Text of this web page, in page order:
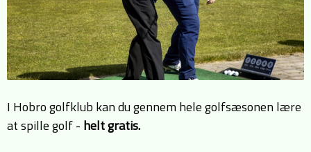
I Hobro golfklub kan du gennem hele golfsæsonen lære
at spille golf - helt gratis.